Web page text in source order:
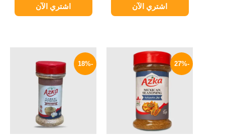
اشتري الآن اشتري الآن
-27%
السعر
الأصلي
هو:
150 EGP.
السعر
هو:
109 EGP.
-18%
الأصلي
هو:
120 EGP.
الحالي
هو:
99 EGP.